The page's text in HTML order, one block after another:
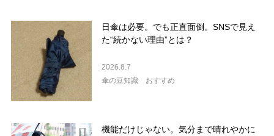
日傘は必要。でも正直面倒。SNSで見え
た“続かない理由”とは？
2026.8.7
傘の豆知識
おすすめ
機能だけじゃない。気分まで晴れやかに